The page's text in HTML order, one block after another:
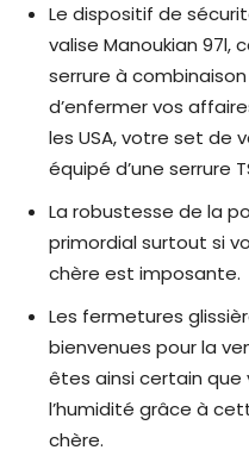
Le dispositif de
valise Manoukian 97l,
serrure à
d’enfermer vos
les USA, votre set de
équipé d’une serrure
La robustesse de la
primordial surtout si
chère est imposante.
Les fermetures
bienvenues pour la
êtes ainsi certain que
l’humidité grâce à
chère.